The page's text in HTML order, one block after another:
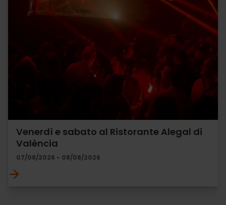
Venerdì e sabato al Ristorante Alegal di
València
07/08/2026 - 08/08/2026